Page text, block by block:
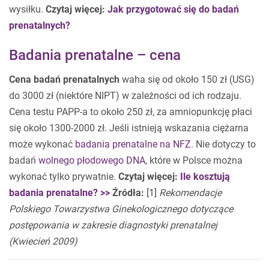
wysiłku. Czytaj więcej: Jak przygotować się do badań
prenatalnych?
Badania prenatalne – cena
Cena badań prenatalnych waha się od około 150 zł (USG)
do 3000 zł (niektóre NIPT) w zależności od ich rodzaju.
Cena testu PAPP-a to około 250 zł, za amniopunkcję płaci
się około 1300-2000 zł. Jeśli istnieją wskazania ciężarna
może wykonać badania prenatalne na NFZ. Nie dotyczy to
badań wolnego płodowego DNA, które w Polsce można
wykonać tylko prywatnie. Czytaj więcej:
Ile kosztują
badania prenatalne? >> Źródła: [1] Rekomendacje
Polskiego Towarzystwa Ginekologicznego dotyczące
postępowania w zakresie diagnostykiprenatalnej
(Kwiecień 2009)